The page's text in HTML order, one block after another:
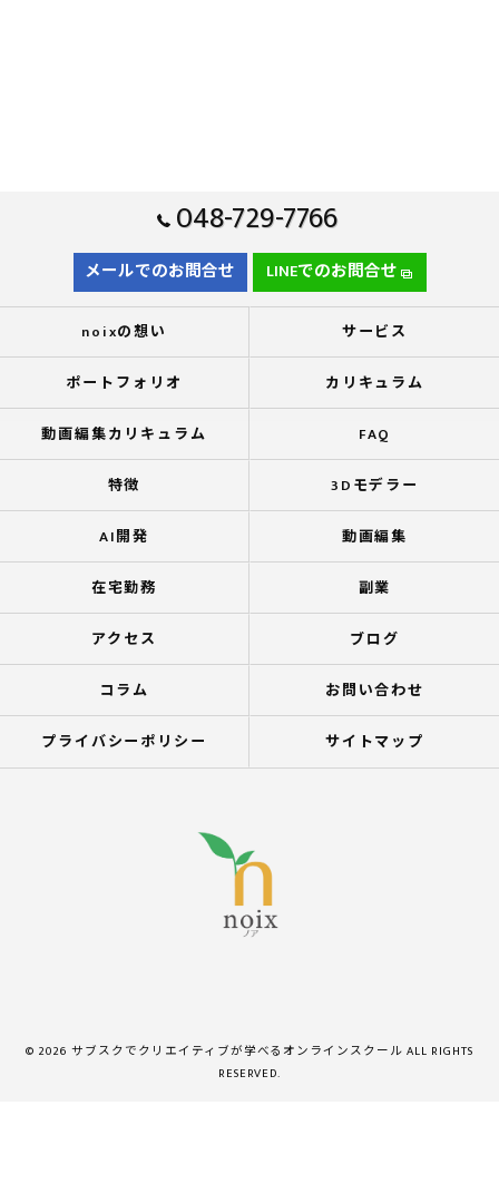
048-729-7766
メールでのお問合せ LINEでのお問合せ
noixの想い サービス
ポートフォリオ カリキュラム
動画編集カリキュラム FAQ
特徴 3Dモデラー
AI開発 動画編集
在宅勤務 副業
アクセス ブログ
コラム お問い合わせ
プライバシーポリシー サイトマップ
© 2026 サブスクでクリエイティブが学べるオンラインスクール ALL RIGHTS
RESERVED.